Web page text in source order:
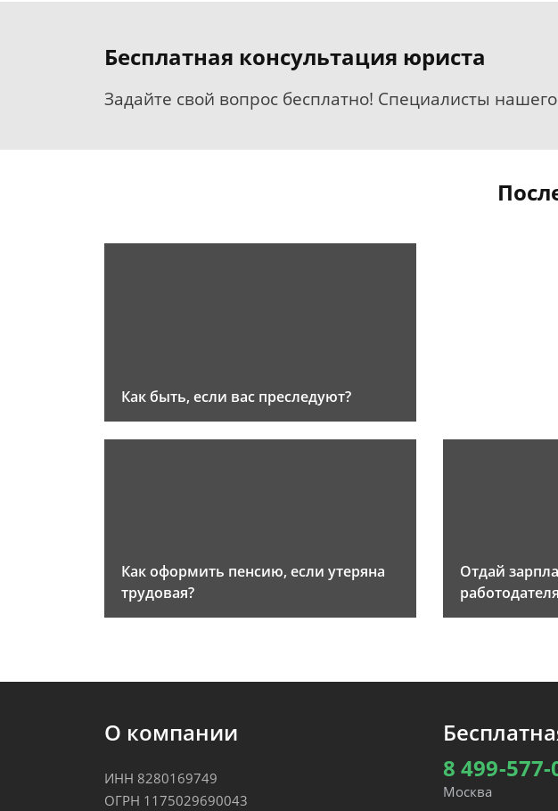
Бесплатная консультация юриста
Задайте свой вопрос бесплатно! Специалисты
Как быть, если вас преследуют?
Как оформить пенсию, если утеряна
трудовая?
Отдай
О компании
ИНН 8280169749
ОГРН 1175029690043
8 499-577-
Москва